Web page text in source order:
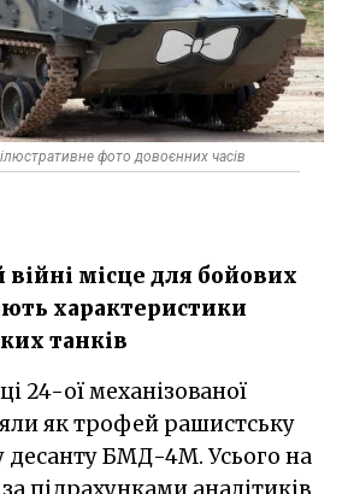
фото довоєнних часів
війні місце для бойових
характеристики
танків
як трофей рашистську
БМД-4М. Усього на